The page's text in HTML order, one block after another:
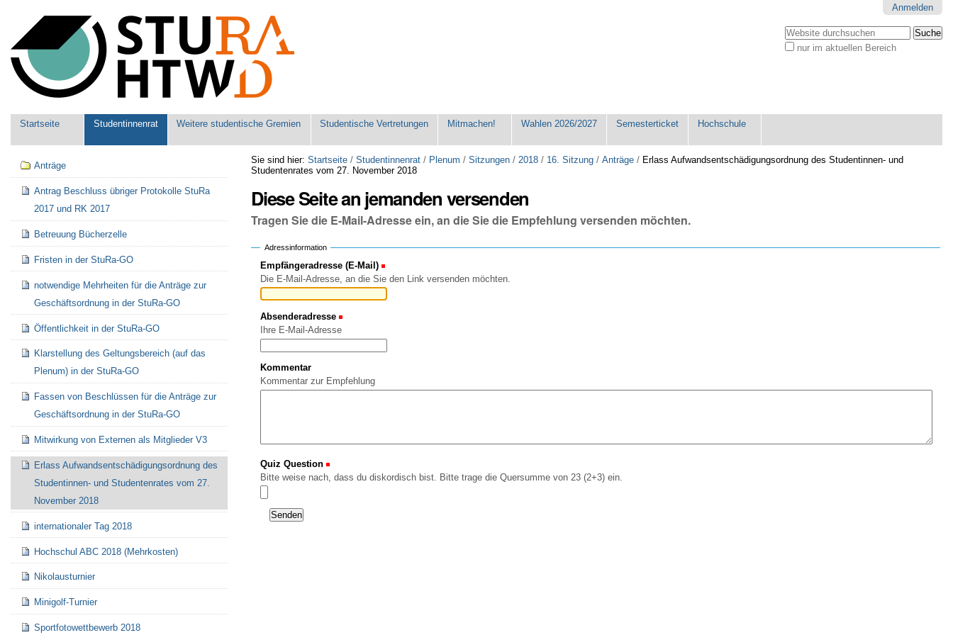
Werkzeuge
Anmelden
Website durchsuchen
nur im aktuellen Bereich
Sektionen
Startseite Studentinnenrat Weitere studentische Gremien Studentische Vertretungen Mitmachen! Wahlen 2026/2027 Semesterticket Hochschule
Sie sind hier: Startseite /Studentinnenrat / Plenum /Sitzungen /2018 / 16. Sitzung /Anträge / Erlass Aufwandsentschädigungsordnung des Studentinnen- und
Studentenrates vom 27. November 2018
Diese Seite an jemanden versenden
Tragen Sie die E-Mail-Adresse ein, an die Sie die Empfehlung versenden möchten.
Adressinformation
Empfängeradresse (E-Mail)
Die E-Mail-Adresse, an die Sie den Link versenden möchten.
Absenderadresse
Ihre E-Mail-Adresse
Kommentar
Kommentar zur Empfehlung
Quiz Question
Bitte weise nach, dass du diskordisch bist. Bitte trage die Quersumme von 23 (2+3) ein.
Navigation
Anträge
Antrag Beschluss übriger Protokolle StuRa
2017 und RK 2017
Betreuung Bücherzelle
Fristen in der StuRa-GO
notwendige Mehrheiten für die Anträge zur
Geschäftsordnung in der StuRa-GO
Öffentlichkeit in der StuRa-GO
Klarstellung des Geltungsbereich (auf das
Plenum) in der StuRa-GO
Fassen von Beschlüssen für die Anträge zur
Geschäftsordnung in der StuRa-GO
Mitwirkung von Externen als Mitglieder V3
Erlass Aufwandsentschädigungsordnung des
Studentinnen- und Studentenrates vom 27.
November 2018
internationaler Tag 2018
Hochschul ABC 2018 (Mehrkosten)
Nikolausturnier
Minigolf-Turnier
Sportfotowettbewerb 2018